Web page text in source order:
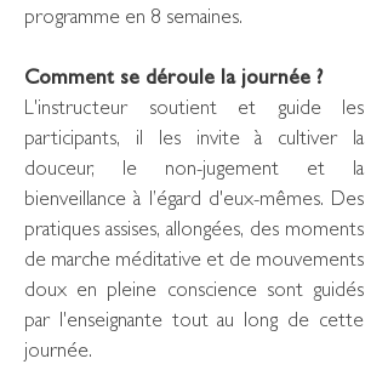
programme en 8 semaines.
Comment se déroule la journée ?
L'instructeur soutient et guide les
participants, il les invite à cultiver la
douceur, le non-jugement et la
bienveillance à l’égard d'eux-mêmes. Des
pratiques assises, allongées, des moments
de marche méditative et de mouvements
doux en pleine conscience sont guidés
par l'enseignante tout au long de cette
journée.